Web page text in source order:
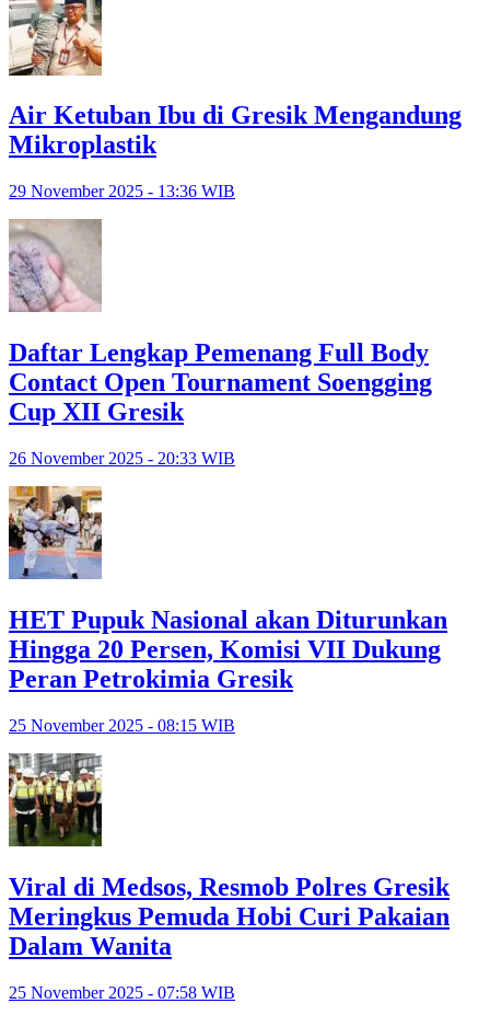
Air Ketuban Ibu di Gresik Mengandung
Mikroplastik
29 November 2025 - 13:36 WIB
Daftar Lengkap Pemenang Full Body
Contact Open Tournament Soengging
Cup XII Gresik
26 November 2025 - 20:33 WIB
HET Pupuk Nasional akan Diturunkan
Hingga 20 Persen, Komisi VII Dukung
Peran Petrokimia Gresik
25 November 2025 - 08:15 WIB
Viral di Medsos, Resmob Polres Gresik
Meringkus Pemuda Hobi Curi Pakaian
Dalam Wanita
25 November 2025 - 07:58 WIB